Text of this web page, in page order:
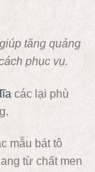
tăng quảng
phục vụ.
các lại phù
mẫu bát tô
từ chất men